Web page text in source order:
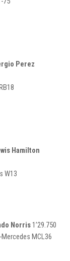
Perez
Hamilton
W13
Norris 1’29.750
MCL36